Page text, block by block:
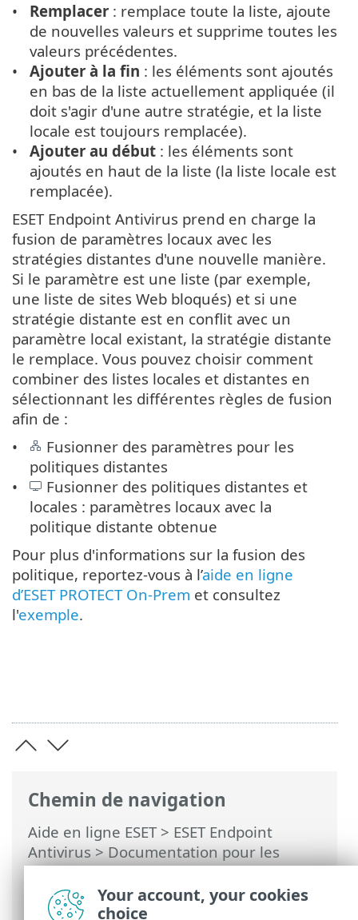
Chemin de navigation
Aide en ligne ESET> ESET Endpoint
Antivirus>Documentation pour les
endpoints administrés à distance>
Présentation des politiques> Fusion des
politiques
Remplacer : remplace toute la liste, ajoute
de nouvelles valeurs et supprime toutes les
valeurs précédentes.
Ajouter à la fin : les éléments sont ajoutés
en bas de la liste actuellement appliquée (il
doit s'agir d'une autre stratégie, et la liste
locale est toujours remplacée).
Ajouter au début : les éléments sont
ajoutés en haut de la liste (la liste locale est
remplacée).
ESET Endpoint Antivirus prend en charge la
fusion de paramètres locaux avec les
stratégies distantes d'une nouvelle manière.
Si le paramètre est une liste (par exemple,
une liste de sites Web bloqués) et si une
stratégie distante est en conflit avec un
paramètre local existant, la stratégie distante
le remplace. Vous pouvez choisir comment
combiner des listes locales et distantes en
sélectionnant les différentes règles de fusion
afin de :
Fusionner des paramètres pour les
politiques distantes
Fusionner des politiques distantes et
locales : paramètres locaux avec la
politique distante obtenue
Pour plus d'informations sur la fusion des
politique, reportez-vous à l’aide en ligne
d’ESET PROTECT On-Prem et consultez
l'exemple.
Your account, your cookies
choice